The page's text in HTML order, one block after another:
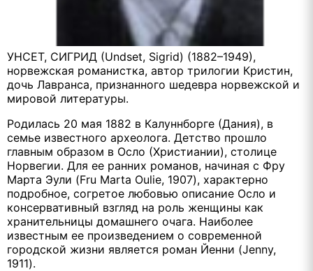
УНСЕТ, СИГРИД (Undset, Sigrid) (1882–1949),
норвежская романистка, автор трилогии Кристин,
дочь Лавранса, признанного шедевра норвежской и
мировой литературы.
Родилась 20 мая 1882 в Калуннборге (Дания), в
семье известного археолога. Детство прошло
главным образом в Осло (Христиании), столице
Норвегии. Для ее ранних романов, начиная с Фру
Марта Эули (Fru Marta Oulie, 1907), характерно
подробное, согретое любовью описание Осло и
консервативный взгляд на роль женщины как
хранительницы домашнего очага. Наиболее
известным ее произведением о современной
городской жизни является роман Йенни (Jenny,
1911).